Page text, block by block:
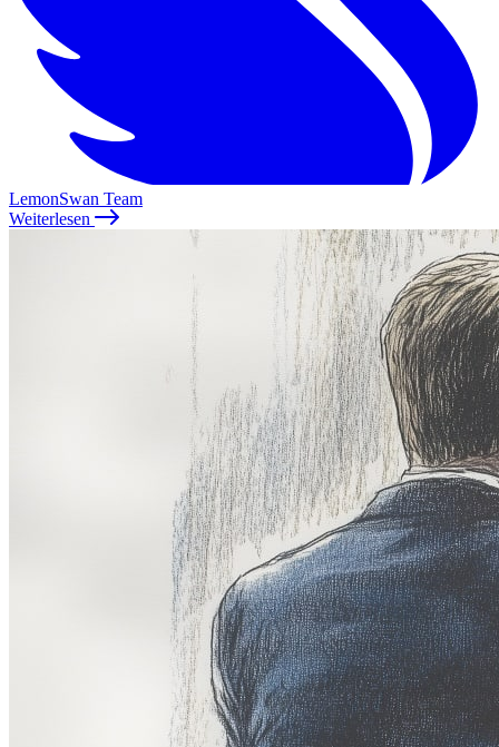
LemonSwan Team
Weiterlesen